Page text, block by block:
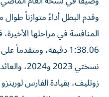
وقدم البطل أداءً متوازناً
المنافسة في مراحلها
1:38.06 دقيقة،
نسختي 2023
زوتليف، بقيادة الفارس